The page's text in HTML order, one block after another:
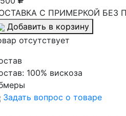
С ПРИМЕРКОЙ БЕЗ
Добавить в корзину
отсутствует
100% вискоза
Задать вопрос о товаре